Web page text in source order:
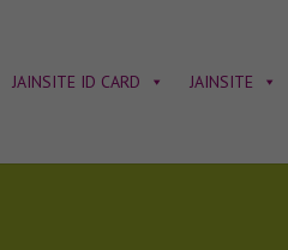
JAINSITE ID CARD JAINSITE